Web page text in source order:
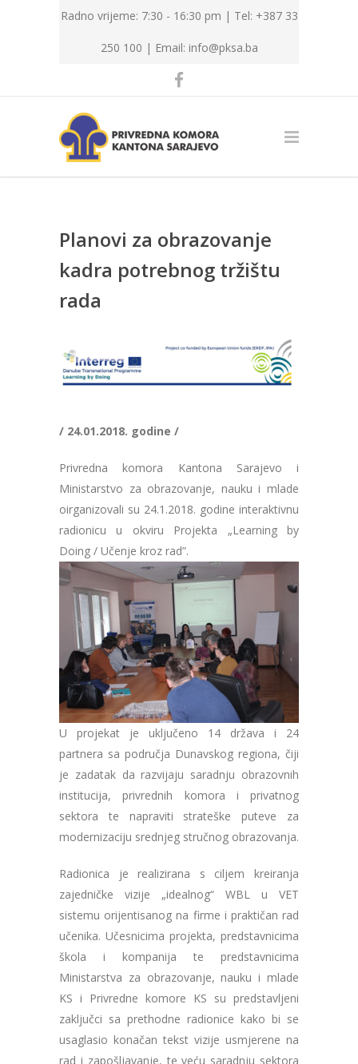
Radno vrijeme: 7:30 - 16:30 pm | Tel: +387 33
250 100 | Email: info@pksa.ba
Planovi za obrazovanje
kadra potrebnog tržištu
rada
/ 24.01.2018. godine /
Privredna komora Kantona Sarajevo i
Ministarstvo za obrazovanje, nauku i mlade
oirganizovali su 24.1.2018. godine interaktivnu
radionicu u okviru Projekta „Learning by
Doing / Učenje kroz rad”.
U projekat je uključeno 14 država i 24
partnera sa područja Dunavskog regiona, čiji
je zadatak da razvijaju saradnju obrazovnih
institucija, privrednih komora i privatnog
sektora te napraviti strateške puteve za
modernizaciju srednjeg stručnog obrazovanja.
Radionica je realizirana s ciljem kreiranja
zajedničke vizije „idealnog“ WBL u VET
sistemu orijentisanog na firme i praktičan rad
učenika. Učesnicima projekta, predstavnicima
škola i kompanija te predstavnicima
Ministarstva za obrazovanje, nauku i mlade
KS i Privredne komore KS su predstavljeni
zaključci sa prethodne radionice kako bi se
usaglasio konačan tekst vizije usmjerene na
rad i zapošljavanje, te veću saradnju sektora